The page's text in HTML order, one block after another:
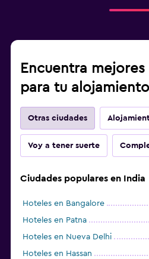
Encuentra
para tu
Otras ciudades
Voy a tener suerte
Ciudades populares en India
Hoteles en Bangalore
Hoteles en Patna
Hoteles en Nueva Delhi
Hoteles en Hassan